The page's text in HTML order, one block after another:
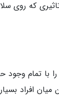
که روی
تمام وجود
میان افراد